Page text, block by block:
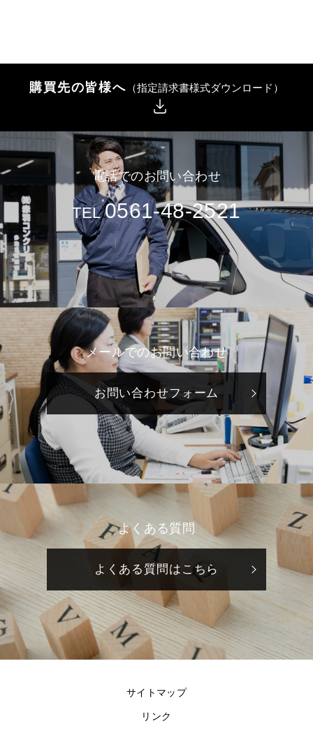
購買先の皆様へ （指定請求書様式ダウンロード）
電話でのお問い合わせ
TEL0561-48-2521
メールでのお問い合わせ
お問い合わせフォーム
よくある質問
よくある質問はこちら
サイトマップ
リンク